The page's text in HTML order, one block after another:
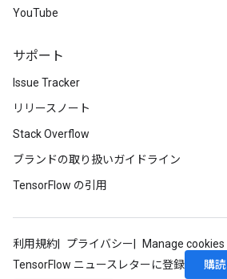
YouTube
サポート
Issue Tracker
リリースノート
Stack Overflow
ブランドの取り扱いガイドライン
TensorFlow の引用
利用規約 プライバシー
Manage cookies
TensorFlow ニュースレターに登録
購読